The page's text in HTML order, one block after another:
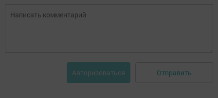
Авторизоваться Отправить